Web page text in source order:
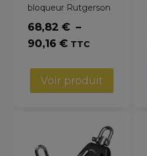
bloqueur Rutgerson
68,82 € –
90,16 €Plage
prix :
68,82 €
90,16 €
TTC
Voir produit